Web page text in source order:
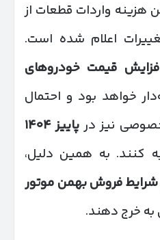
هزینه واردات قطعات از
اعلام شده است.
قیمت خودروهای
خواهد بود و احتمال
نیز در پاییز۱۴۰۴
کنند. به همین دلیل،
شرایط فروش بهمن موتور
خرج دهند.